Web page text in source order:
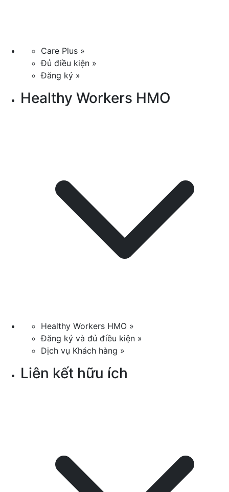
Care Plus »
Đủ điều kiện »
Đăng ký »
Healthy Workers HMO
Healthy Workers HMO »
Đăng ký và đủ điều kiện »
Dịch vụ Khách hàng »
Liên kết hữu ích